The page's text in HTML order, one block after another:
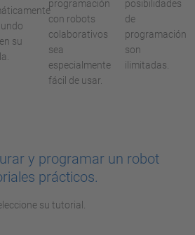
su
programación
con robots
colaborativos
sea
especialmente
fácil de usar.
posibilidades
de
programación
son
ilimitadas.
y programar un robot
prácticos.
su tutorial.